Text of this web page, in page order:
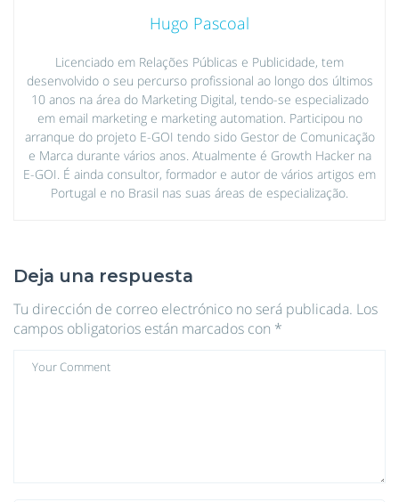
Hugo Pascoal
Licenciado em Relações Públicas e Publicidade, tem
desenvolvido o seu percurso profissional ao longo dos últimos
10 anos na área do Marketing Digital, tendo-se especializado
em email marketing e marketing automation. Participou no
arranque do projeto E-GOI tendo sido Gestor de Comunicação
e Marca durante vários anos. Atualmente é Growth Hacker na
E-GOI. É ainda consultor, formador e autor de vários artigos em
Portugal e no Brasil nas suas áreas de especialização.
Deja una respuesta
Tu dirección de correo electrónico no será publicada. Los
campos obligatorios están marcados con *